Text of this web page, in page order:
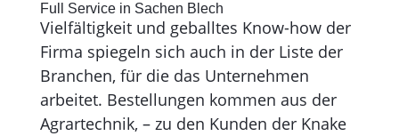
Full Service in Sachen Blech
Vielfältigkeit und geballtes Know-how der
Firma spiegeln sich auch in der Liste der
Branchen, für die das Unternehmen
arbeitet. Bestellungen kommen aus der
Agrartechnik, – zu den Kunden der Knake